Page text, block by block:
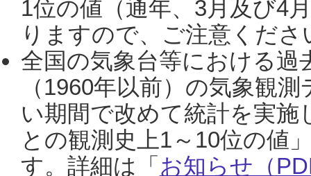
1位の値（通年、3月及び4
りますので、ご注意くだ
全国の気象台等における過
（1960年以前）の気象観
い期間で改めて統計を実
との観測史上1～10位の値
す。詳細は「 お知らせ（